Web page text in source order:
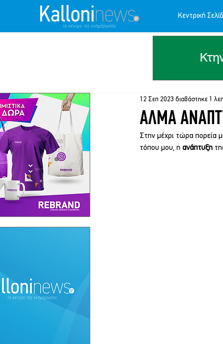
Κεντρική
ΑΛΜΑ
12 Σεπ 2023 διαβάστηκε 1
Στην μέχρι τώρα πορεία
τόπου μου, η ανάπτυξη